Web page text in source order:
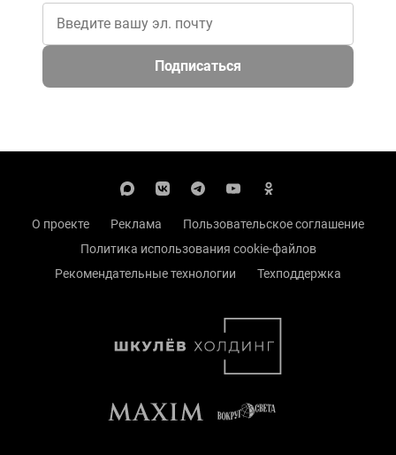
Подписаться
О проекте Реклама
Пользовательское соглашение
Политика использования cookie-файлов
Рекомендательные технологии
Техподдержка